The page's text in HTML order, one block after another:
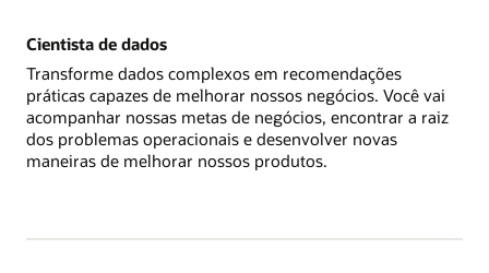
Cientista de dados
Transforme dados complexos em recomendações
práticas capazes de melhorar nossos negócios. Você vai
acompanhar nossas metas de negócios, encontrar a raiz
dos problemas operacionais e desenvolver novas
maneiras de melhorar nossos produtos.